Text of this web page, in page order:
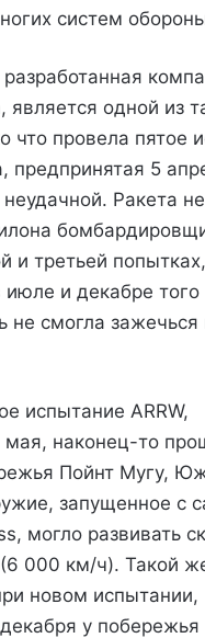
систем
разработанная
одной из
что провела пятое
предпринятая 5
неудачной. Ракета
и третьей попытках,
июле и декабре
не смогла зажечься
испытание ARRW,
мая, наконец-то
Пойнт Мугу,
запущенное с
могло развивать
000 км/ч). Такой же
новом испытании,
у побережья